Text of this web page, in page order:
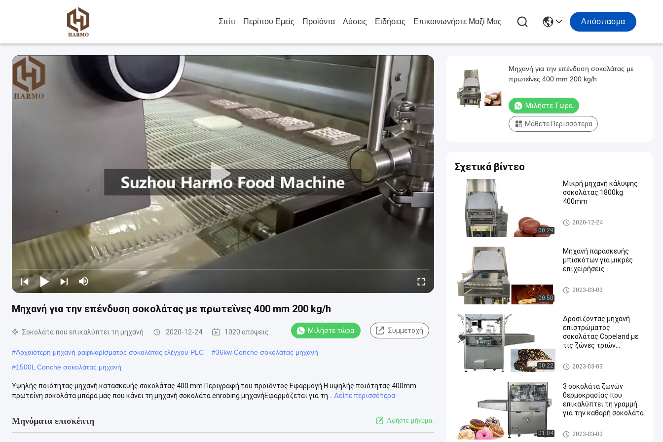
Σπίτι Περίπου Εμείς Προϊόντα Λύσεις Ειδήσεις Επικοινωνήστε Μαζί Μας Απόσπασμα
Μηχανή για την επένδυση σοκολάτας με πρωτεΐνες 400 mm 200 kg/h
Σοκολάτα που επικαλύπτει τη μηχανή 2020-12-24 1020 απόψεις Μιλήστε τώρα. Συμμετοχή
#Αρχαιότερη μηχανή ραφιναρίσματος σοκολάτας ελέγχου PLC #36kw Conche σοκολάτας μηχανή
#1500L Conche σοκολάτας μηχανή
Υψηλής ποιότητας μηχανή κατασκευής σοκολάτας 400 mm Περιγραφή του προϊόντος Εφαρμογή Η υψηλής ποιότητας 400mm
πρωτεΐνη σοκολάτα μπάρα μας που κάνει τη μηχανή σοκολάτα enrobing μηχανήΕφαρμόζεται για τη...
Δείτε περισσότερα
Μηνύματα επισκέπτη Αφήστε μήνυμα.
Μηχανή για την επένδυση σοκολάτας με
πρωτεΐνες 400 mm 200 kg/h
Μιλήστε Τώρα.
Μάθετε Περισσότερα
Σχετικά βίντεο
00:29
Μικρή μηχανή κάλυψης
σοκολάτας 1800kg
400mm
Σοκολάτα που επικαλύπτει τ
η μηχανή
2020-12-24
00:50
Μηχανή παρασκευής
μπισκότων για μικρές
επιχειρήσεις
Σοκολάτα που επικαλύπτει τ
η μηχανή
2023-03-03
00:22
Δροσίζοντας μηχανή
επιστρώματος
σοκολάτας Copeland με
τις ζώνες τριών
Σοκολάτα που επικαλύπτει τ
η μηχανή
2023-03-03
01:04
3 σοκολάτα ζωνών
θερμοκρασίας που
επικαλύπτει τη γραμμή
για την καθαρή σοκολάτα
Σοκολάτα που επικαλύπτει τ
η μηχανή
2023-03-03